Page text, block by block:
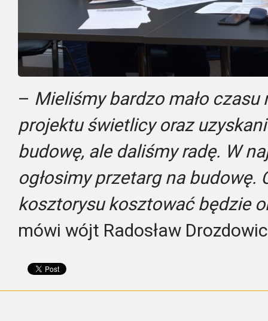
– Mieliśmy bardzo mało
projektu świetlicy oraz
budowę, ale daliśmy radę. W
ogłosimy przetarg na budowę.
kosztorysu kosztować będzie
mówi wójt Radosław